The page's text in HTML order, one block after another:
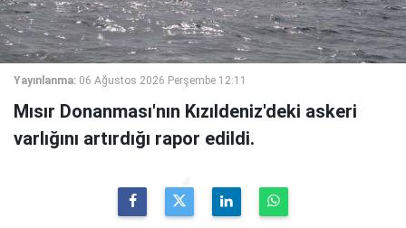
Yayınlanma: 06 Ağustos 2026 Perşembe 12:11
Mısır Donanması'nın Kızıldeniz'deki askeri
varlığını artırdığı rapor edildi.